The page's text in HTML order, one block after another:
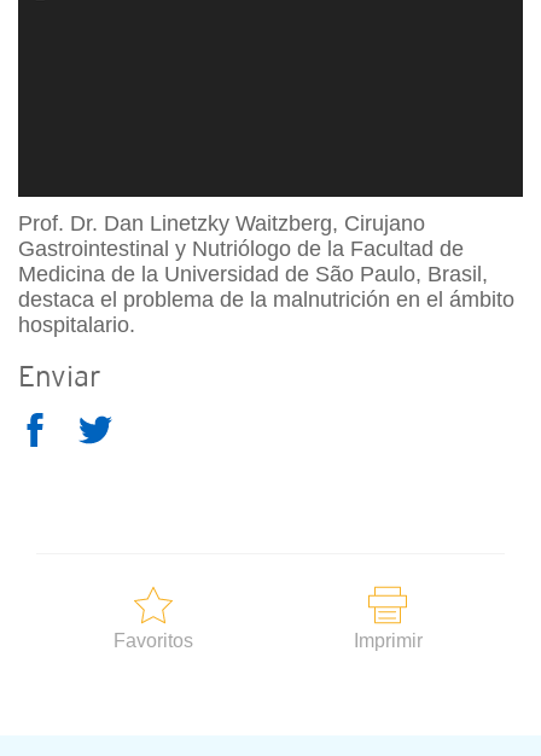
Prof. Dr. Dan Linetzky Waitzberg, Cirujano
Gastrointestinal y Nutriólogo de la Facultad de
Medicina de la Universidad de São Paulo, Brasil,
destaca el problema de la malnutrición en el ámbito
hospitalario.
Enviar
Favoritos Imprimir